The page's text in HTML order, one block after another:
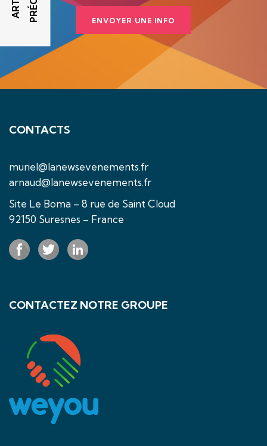
ENVOYER UNE INFO
CONTACTS
muriel@lanewsevenements.fr
arnaud@lanewsevenements.fr
Site Le Boma – 8 rue de Saint Cloud
92150 Suresnes – France
CONTACTEZ NOTRE GROUPE